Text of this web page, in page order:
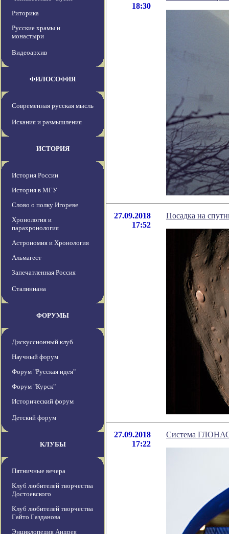
Риторика
Русские храмы и
монастыри
Видеоархив
ФИЛОСОФИЯ
Современная русская мысль
Искания и размышления
ИСТОРИЯ
История России
История в МГУ
Слово о полку Игореве
Хронология и
парахронология
Астрономия и Хронология
Альмагест
Запечатленная Россия
Сталиниана
ФОРУМЫ
Дискуссионный клуб
Научный форум
Форум "Русская идея"
Форум "Курск"
Исторический форум
Детский форум
КЛУБЫ
Пятничные вечера
Клуб любителей творчества
Достоевского
Клуб любителей творчества
Гайто Газданова
Энциклопедия Андрея
18:30
27.09.2018
17:52
Посадка на
27.09.2018
17:22
Система